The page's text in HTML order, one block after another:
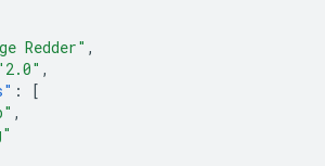
Redder" ,
,
:
[
,